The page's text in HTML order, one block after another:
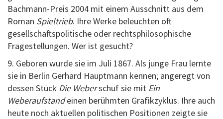
Bachmann-Preis 2004 mit einem Ausschnitt aus dem
Roman Spieltrieb. Ihre Werke beleuchten oft
gesellschaftspolitische oder rechtsphilosophische
Fragestellungen. Wer ist gesucht?
9. Geboren wurde sie im Juli 1867. Als junge Frau lernte
sie in Berlin Gerhard Hauptmann kennen; angeregt von
dessen Stück Die Weberschuf sie mit Ein
Weberaufstandeinen berühmten Grafikzyklus. Ihre auch
heute noch aktuellen politischen Positionen zeigte sie